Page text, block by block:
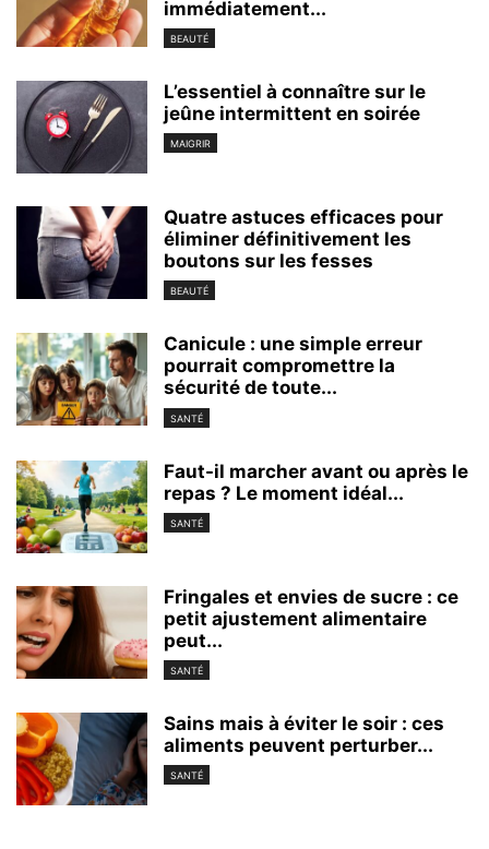
immédiatement...
BEAUTÉ
L’essentiel à connaître sur le
jeûne intermittent en soirée
MAIGRIR
Quatre astuces efficaces pour
éliminer définitivement les
boutons sur les fesses
BEAUTÉ
Canicule : une simple erreur
pourrait compromettre la
sécurité de toute...
SANTÉ
Faut-il marcher avant ou après le
repas ? Le moment idéal...
SANTÉ
Fringales et envies de sucre : ce
petit ajustement alimentaire
peut...
SANTÉ
Sains mais à éviter le soir : ces
aliments peuvent perturber...
SANTÉ